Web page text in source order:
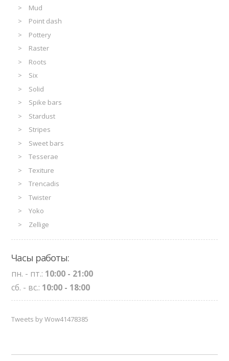
Mud
Point dash
Pottery
Raster
Roots
Six
Solid
Spike bars
Stardust
Stripes
Sweet bars
Tesserae
Texiture
Trencadis
Twister
Yoko
Zellige
Часы работы:
пн. - пт.: 10:00 - 21:00
сб. - вс.: 10:00 - 18:00
Tweets by Wow41478385